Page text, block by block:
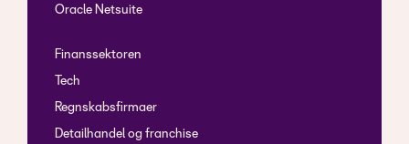
Oracle Netsuite
Finanssektoren
Tech
Regnskabsfirmaer
Detailhandel og franchise